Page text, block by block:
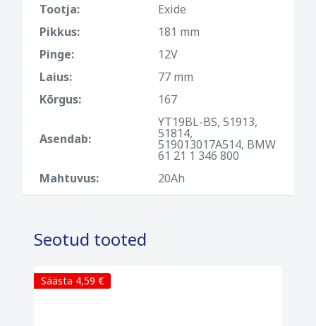
Tootja:
Exide
Pikkus:
181 mm
Pinge:
12V
Laius:
77 mm
Kõrgus:
167
Asendab:
YT19BL-BS, 51913,
51814,
519013017A514, BMW
61 21 1 346 800
Mahtuvus:
20Ah
Seotud tooted
Säästa 4,59 €